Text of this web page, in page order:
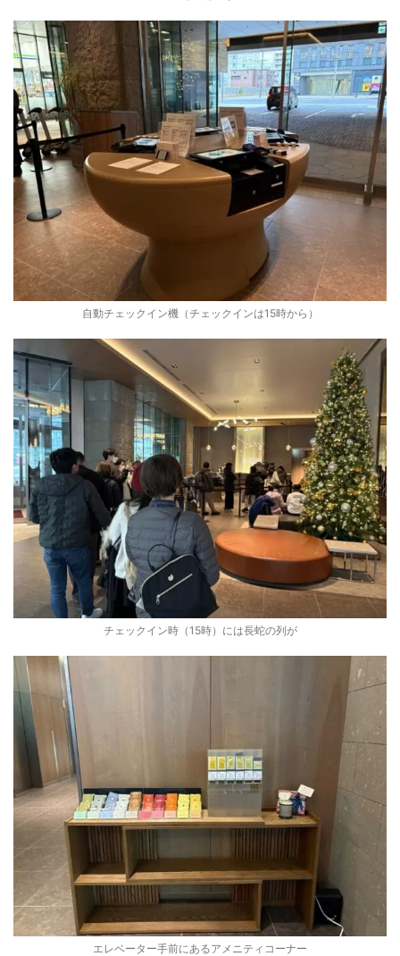
自動チェックイン機（チェックインは15時から）
チェックイン時（15時）には長蛇の列が
エレベーター手前にあるアメニティコーナー